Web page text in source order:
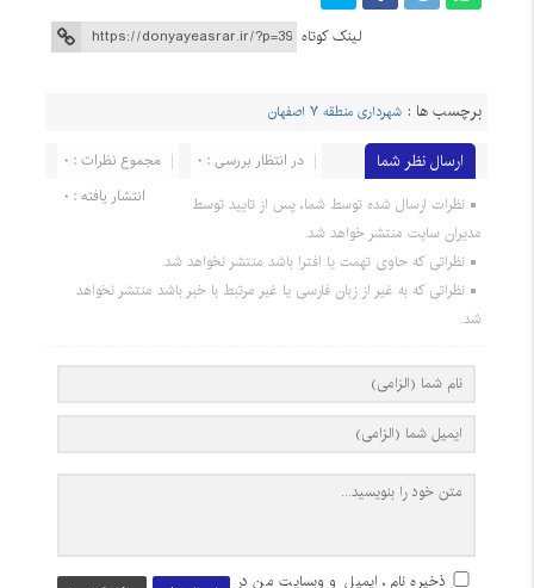
لینک کوتاه
برچسب ها : شهرداری منطقه ۷ اصفهان
ارسال نظر شما مجموع نظرات : 0
در انتظار بررسی : 0
انتشار یافته : 0
نظرات ارسال شده توسط شما، پس از تایید توسط
مدیران سایت منتشر خواهد شد.
نظراتی که حاوی تهمت یا افترا باشد منتشر نخواهد شد.
نظراتی که به غیر از زبان فارسی یا غیر مرتبط با خبر باشد منتشر نخواهد
شد.
ذخیره نام، ایمیل و وبسایت من در